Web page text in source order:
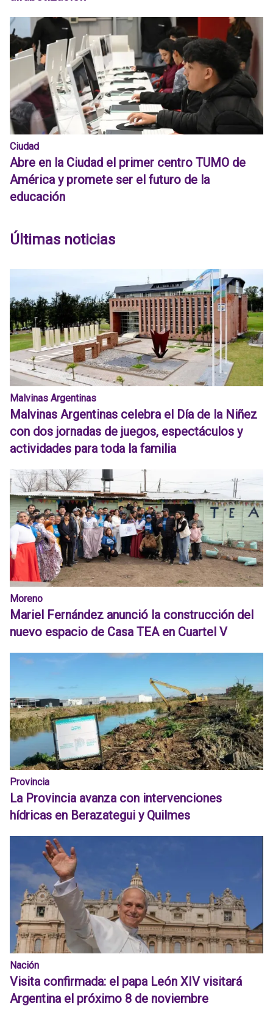
Ciudad
Abre en la Ciudad el primer centro TUMO de
América y promete ser el futuro de la
educación
Últimas noticias
Malvinas Argentinas
Malvinas Argentinas celebra el Día de la Niñez
con dos jornadas de juegos, espectáculos y
actividades para toda la familia
Moreno
Mariel Fernández anunció la construcción del
nuevo espacio de Casa TEA en Cuartel V
Provincia
La Provincia avanza con intervenciones
hídricas en Berazategui y Quilmes
Nación
Visita confirmada: el papa León XIV visitará
Argentina el próximo 8 de noviembre